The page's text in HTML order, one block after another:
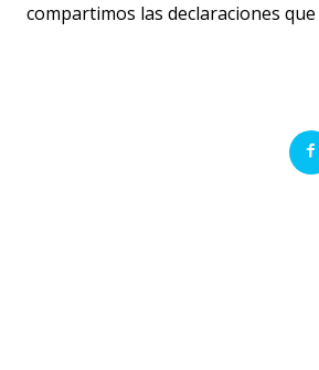
compartimos las declaraciones